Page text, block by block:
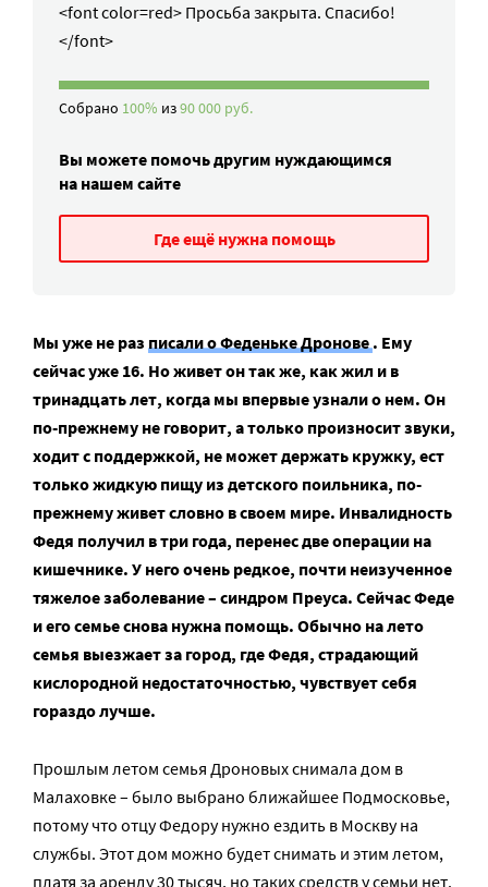
<font color=red> Просьба закрыта. Спасибо!
</font>
Собрано 100% из90 000 руб.
Вы можете помочь другим нуждающимся
на нашем сайте
Где ещё нужна помощь
Мы уже не раз писали о Феденьке Дронове. Ему
сейчас уже 16. Но живет он так же, как жил и в
тринадцать лет, когда мы впервые узнали о нем. Он
по-прежнему не говорит, а только произносит звуки,
ходит с поддержкой, не может держать кружку, ест
только жидкую пищу из детского поильника, по-
прежнему живет словно в своем мире. Инвалидность
Федя получил в три года, перенес две операции на
кишечнике. У него очень редкое, почти неизученное
тяжелое заболевание – синдром Преуса. Сейчас Феде
и его семье снова нужна помощь. Обычно на лето
семья выезжает за город, где Федя, страдающий
кислородной недостаточностью, чувствует себя
гораздо лучше.
Прошлым летом семья Дроновых снимала дом в
Малаховке – было выбрано ближайшее Подмосковье,
потому что отцу Федору нужно ездить в Москву на
службы. Этот дом можно будет снимать и этим летом,
платя за аренду 30 тысяч, но таких средств у семьи нет.